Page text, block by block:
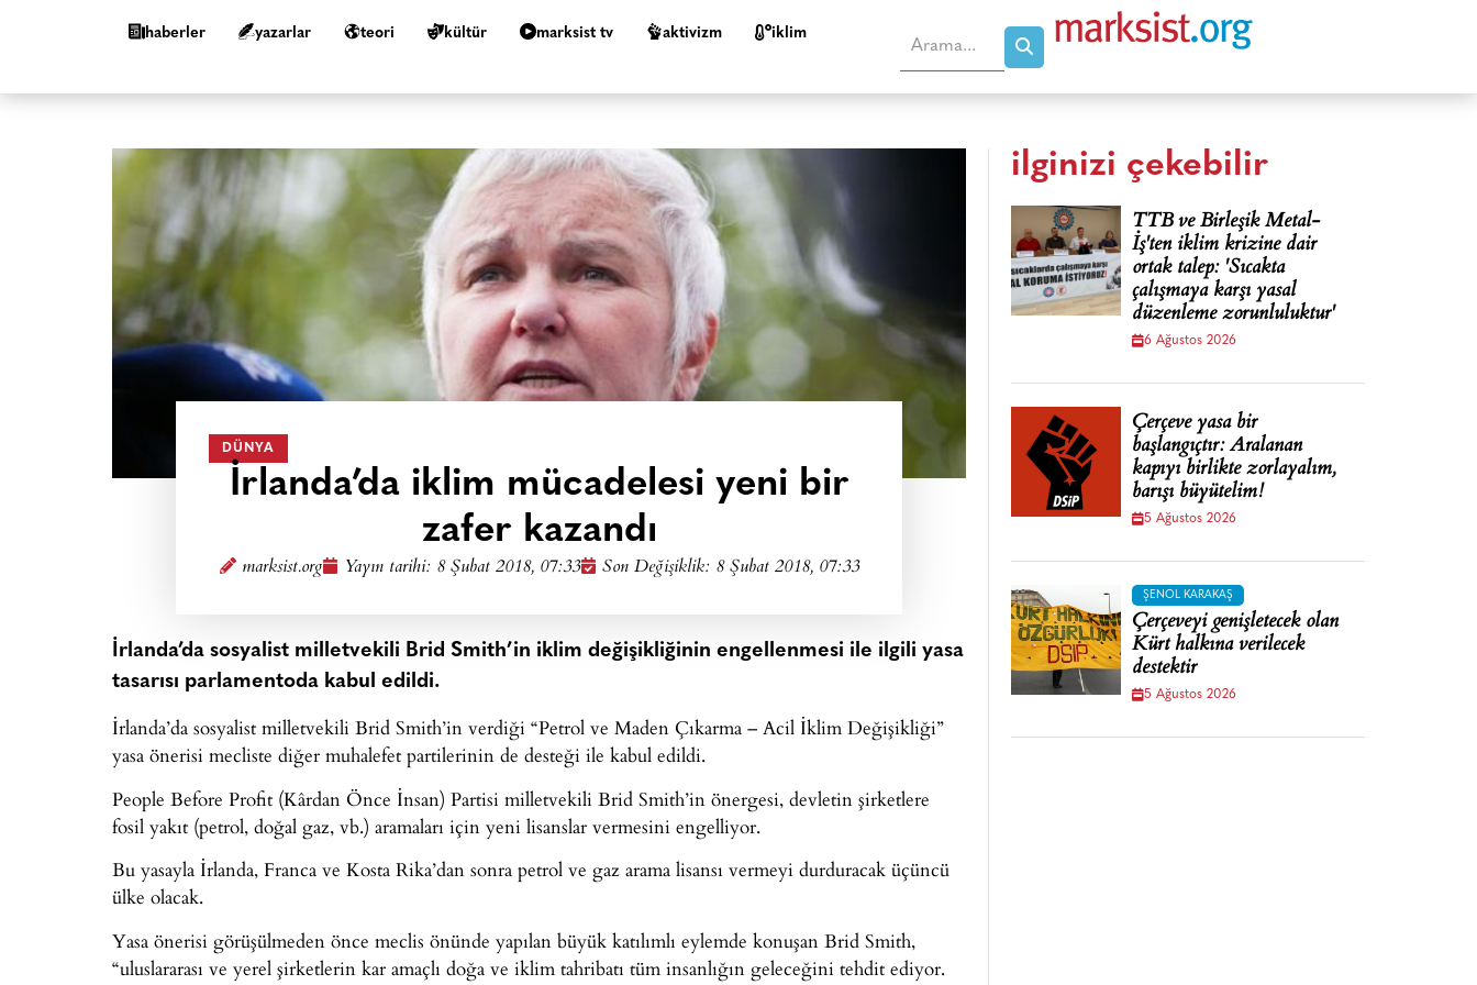
haberler yazarlar teori kültür marksist tv aktivizm i̇klim
DÜNYA
İrlanda’da iklim mücadelesi yeni bir
zafer kazandı
marksist.org Yayın tarihi: 8 Şubat 2018, 07:33 Son Değişiklik: 8 Şubat 2018, 07:33
İrlanda’da sosyalist milletvekili Brid Smith’in iklim değişikliğinin engellenmesi ile ilgili yasa
tasarısı parlamentoda kabul edildi.
İrlanda’da sosyalist milletvekili Brid Smith’in verdiği “Petrol ve Maden Çıkarma – Acil İklim Değişikliği”
yasa önerisi mecliste diğer muhalefet partilerinin de desteği ile kabul edildi.
People Before Profit (Kârdan Önce İnsan) Partisi milletvekili Brid Smith’in önergesi, devletin şirketlere
fosil yakıt (petrol, doğal gaz, vb.) aramaları için yeni lisanslar vermesini engelliyor.
Bu yasayla İrlanda, Franca ve Kosta Rika’dan sonra petrol ve gaz arama lisansı vermeyi durduracak üçüncü
ülke olacak.
Yasa önerisi görüşülmeden önce meclis önünde yapılan büyük katılımlı eylemde konuşan Brid Smith,
“uluslararası ve yerel şirketlerin kar amaçlı doğa ve iklim tahribatı tüm insanlığın geleceğini tehdit ediyor.
ilginizi çekebilir
TTB ve Birleşik Metal-
İş'ten iklim krizine dair
ortak talep: 'Sıcakta
çalışmaya karşı yasal
düzenleme zorunluluktur'
6 Ağustos 2026
Çerçeve yasa bir
başlangıçtır: Aralanan
kapıyı birlikte zorlayalım,
barışı büyütelim!
5 Ağustos 2026
ŞENOL KARAKAŞ
Çerçeveyi genişletecek olan
Kürt halkına verilecek
destektir
5 Ağustos 2026